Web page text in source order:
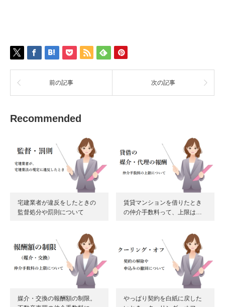
前の記事 次の記事
Recommended
宅建業者が違反をしたときの
監督処分や罰則について
賃貸マンションを借りたとき
の仲介手数料って、上限は…
媒介・交換の報酬額の制限。
やっぱり契約を白紙に戻した